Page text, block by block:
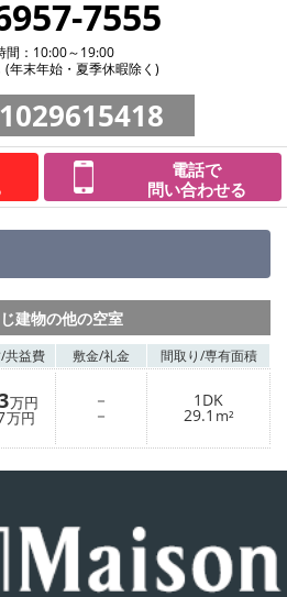
7555
間：10:00～19:00
(年末年始・夏季休暇除く)
1029615418
電話で
問い合わせる
建物の他の空室
共益費 敷金/礼金 間取り/専有面積
万円
万円
－
－
1DK
29.1 m²